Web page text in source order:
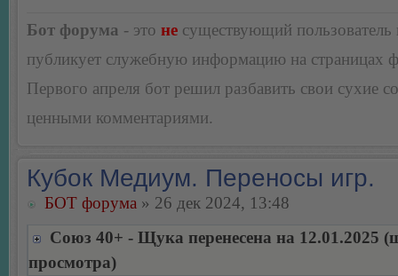
Бот форума - это не существующий пользователь
публикует служебную информацию на страницах
Первого апреля бот решил разбавить свои сухие
ценными комментариями.
Кубок Медиум. Переносы игр.
БОТ форума » 26 дек 2024, 13:48
Союз 40+ - Щука перенесена на 12.01.2025
просмотра)